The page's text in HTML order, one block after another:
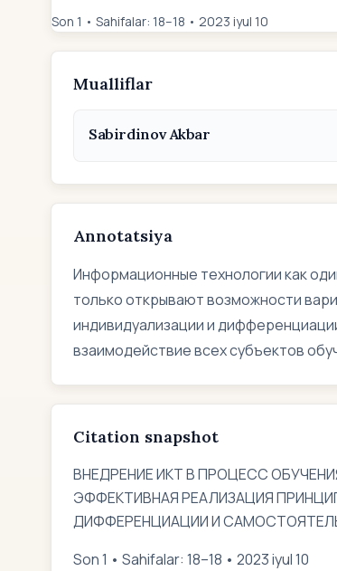
Son 1 • Sahifalar: 18–18 • 2023 iyul 10
Mualliflar
Sabirdinov Akbar
Annotatsiya
Информационные технологии как
только открывают возможности
индивидуализации и
взаимодействие всех субъектов
Citation snapshot
ВНЕДРЕНИЕ ИКТ В ПРОЦЕСС
ЭФФЕКТИВНАЯ РЕАЛИЗАЦИЯ
ДИФФЕРЕНЦИАЦИИ И
Son 1 • Sahifalar: 18–18 • 2023 iyul 10